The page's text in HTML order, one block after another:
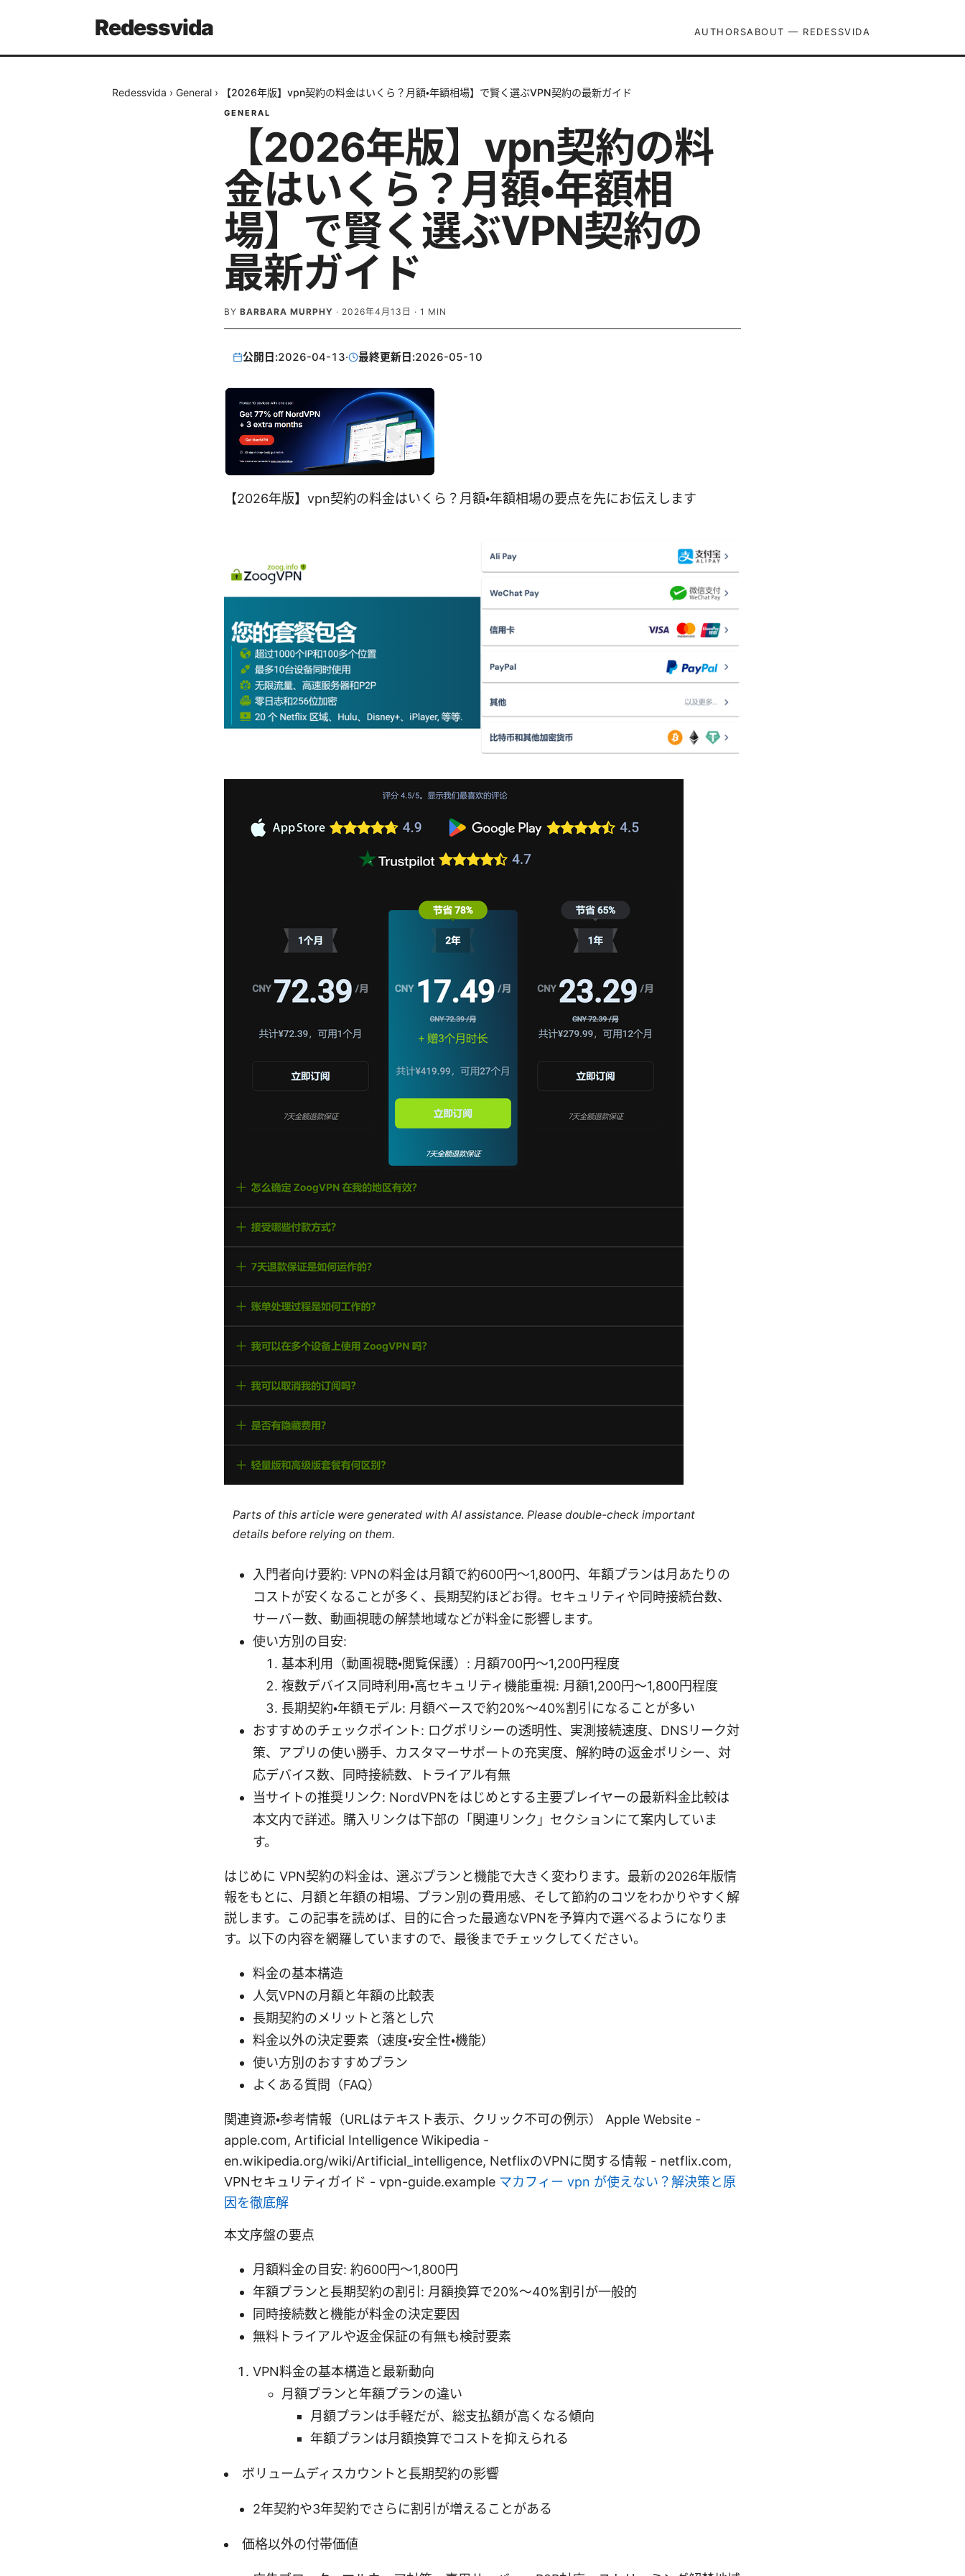
Redessvida AUTHORSABOUT — REDESSVIDA
Redessvida › General › 【2026年版】vpn契約の料金はいくら？月額・年額相場】で賢く選ぶVPN契約の最新ガイド
GENERAL
【2026年版】vpn契約の料
金はいくら？月額・年額相
場】で賢く選ぶVPN契約の
最新ガイド
BY BARBARA MURPHY · 2026年4月13日 · 1 MIN
公開日:2026-04-13· 最終更新日:2026-05-10
【2026年版】vpn契約の料金はいくら？月額・年額相場の要点を先にお伝えします
Parts of this article were generated with AI assistance. Please double-check important
details before relying on them.
入門者向け要約: VPNの料金は月額で約600円〜1,800円、年額プランは月あたりの
コストが安くなることが多く、長期契約ほどお得。セキュリティや同時接続台数、
サーバー数、動画視聴の解禁地域などが料金に影響します。
使い方別の目安:
基本利用（動画視聴・閲覧保護）: 月額700円〜1,200円程度
複数デバイス同時利用・高セキュリティ機能重視: 月額1,200円〜1,800円程度
長期契約・年額モデル: 月額ベースで約20%〜40%割引になることが多い
おすすめのチェックポイント: ログポリシーの透明性、実測接続速度、DNSリーク対
策、アプリの使い勝手、カスタマーサポートの充実度、解約時の返金ポリシー、対
応デバイス数、同時接続数、トライアル有無
当サイトの推奨リンク: NordVPNをはじめとする主要プレイヤーの最新料金比較は
本文内で詳述。購入リンクは下部の「関連リンク」セクションにて案内していま
す。
はじめに VPN契約の料金は、選ぶプランと機能で大きく変わります。最新の2026年版情
報をもとに、月額と年額の相場、プラン別の費用感、そして節約のコツをわかりやすく解
説します。この記事を読めば、目的に合った最適なVPNを予算内で選べるようになりま
す。以下の内容を網羅していますので、最後までチェックしてください。
料金の基本構造
人気VPNの月額と年額の比較表
長期契約のメリットと落とし穴
料金以外の決定要素（速度・安全性・機能）
使い方別のおすすめプラン
よくある質問（FAQ）
関連資源・参考情報（URLはテキスト表示、クリック不可の例示） Apple Website -
apple.com, Artificial Intelligence Wikipedia -
en.wikipedia.org/wiki/Artificial_intelligence, NetflixのVPNに関する情報 - netflix.com,
VPNセキュリティガイド - vpn-guide.example マカフィー vpn が使えない？解決策と原
因を徹底解
本文序盤の要点
月額料金の目安: 約600円〜1,800円
年額プランと長期契約の割引: 月額換算で20%〜40%割引が一般的
同時接続数と機能が料金の決定要因
無料トライアルや返金保証の有無も検討要素
VPN料金の基本構造と最新動向
月額プランと年額プランの違い
月額プランは手軽だが、総支払額が高くなる傾向
年額プランは月額換算でコストを抑えられる
ボリュームディスカウントと長期契約の影響
2年契約や3年契約でさらに割引が増えることがある
価格以外の付帯価値